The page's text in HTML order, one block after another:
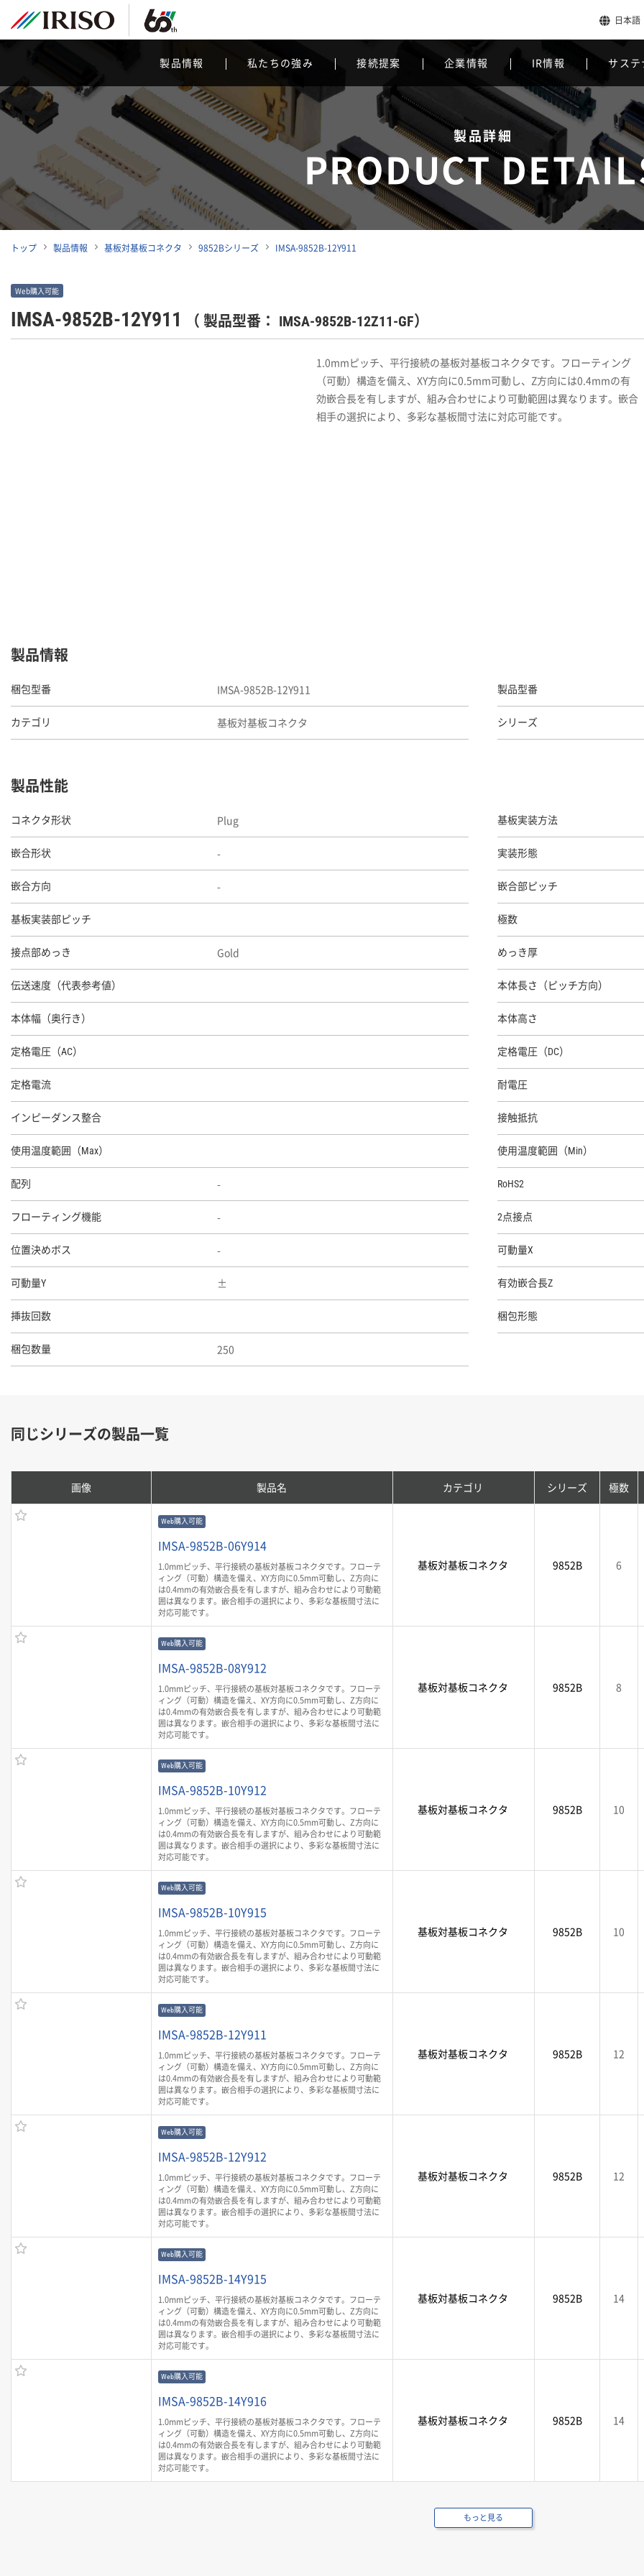
日本語
製品情報 私たちの強み 接続提案 企業情報 IR情報 サス
製品詳細
PRODUCT
トップ 製品情報 基板対基板コネクタ 9852Bシリーズ IMSA-9852B-12Y911
Web購入可能
IMSA-9852B-12Y911 （ 製品型番： IMSA-9852B-12Z11-GF）
1.0mmピッチ、平行接続の基板対基板コネクタです。フローティング
（可動）構造を備え、XY方向に0.5mm可動し、Z方向には0.4mmの有
効嵌合長を有しますが、組み合わせにより可動範囲は異なります。嵌合
相手の選択により、多彩な基板間寸法に対応可能です。
製品情報
梱包型番 IMSA-9852B-12Y911 製品型番
カテゴリ 基板対基板コネクタ シリーズ
製品性能
コネクタ形状 Plug 基板実装方法
嵌合形状 - 実装形態
嵌合方向 - 嵌合部ピッチ
基板実装部ピッチ 極数
接点部めっき Gold めっき厚
伝送速度（代表参考値） 本体長さ（ピッチ方向）
本体幅（奥行き） 本体高さ
定格電圧（AC） 定格電圧（DC）
定格電流 耐電圧
インピーダンス整合 接触抵抗
使用温度範囲（Max） 使用温度範囲（Min）
配列 - RoHS2
フローティング機能 - 2点接点
位置決めボス - 可動量X
可動量Y 有効嵌合長Z
挿抜回数 梱包形態
梱包数量 250
同じシリーズの製品一覧
画像 製品名 カテゴリ シリーズ 極数
Web購入可能
IMSA-9852B-06Y914
1.0mmピッチ、平行接続の基板対基板コネクタです。フローテ
ィング（可動）構造を備え、XY方向に0.5mm可動し、Z方向に
は0.4mmの有効嵌合長を有しますが、組み合わせにより可動範
囲は異なります。嵌合相手の選択により、多彩な基板間寸法に
対応可能です。
基板対基板コネクタ 9852B 6
Web購入可能
IMSA-9852B-08Y912
1.0mmピッチ、平行接続の基板対基板コネクタです。フローテ
ィング（可動）構造を備え、XY方向に0.5mm可動し、Z方向に
は0.4mmの有効嵌合長を有しますが、組み合わせにより可動範
囲は異なります。嵌合相手の選択により、多彩な基板間寸法に
対応可能です。
基板対基板コネクタ 9852B 8
Web購入可能
IMSA-9852B-10Y912
1.0mmピッチ、平行接続の基板対基板コネクタです。フローテ
ィング（可動）構造を備え、XY方向に0.5mm可動し、Z方向に
は0.4mmの有効嵌合長を有しますが、組み合わせにより可動範
囲は異なります。嵌合相手の選択により、多彩な基板間寸法に
対応可能です。
基板対基板コネクタ 9852B 10
Web購入可能
IMSA-9852B-10Y915
1.0mmピッチ、平行接続の基板対基板コネクタです。フローテ
ィング（可動）構造を備え、XY方向に0.5mm可動し、Z方向に
は0.4mmの有効嵌合長を有しますが、組み合わせにより可動範
囲は異なります。嵌合相手の選択により、多彩な基板間寸法に
対応可能です。
基板対基板コネクタ 9852B 10
Web購入可能
IMSA-9852B-12Y911
1.0mmピッチ、平行接続の基板対基板コネクタです。フローテ
ィング（可動）構造を備え、XY方向に0.5mm可動し、Z方向に
は0.4mmの有効嵌合長を有しますが、組み合わせにより可動範
囲は異なります。嵌合相手の選択により、多彩な基板間寸法に
対応可能です。
基板対基板コネクタ 9852B 12
Web購入可能
IMSA-9852B-12Y912
1.0mmピッチ、平行接続の基板対基板コネクタです。フローテ
ィング（可動）構造を備え、XY方向に0.5mm可動し、Z方向に
は0.4mmの有効嵌合長を有しますが、組み合わせにより可動範
囲は異なります。嵌合相手の選択により、多彩な基板間寸法に
対応可能です。
基板対基板コネクタ 9852B 12
Web購入可能
IMSA-9852B-14Y915
1.0mmピッチ、平行接続の基板対基板コネクタです。フローテ
ィング（可動）構造を備え、XY方向に0.5mm可動し、Z方向に
は0.4mmの有効嵌合長を有しますが、組み合わせにより可動範
囲は異なります。嵌合相手の選択により、多彩な基板間寸法に
対応可能です。
基板対基板コネクタ 9852B 14
Web購入可能
IMSA-9852B-14Y916
1.0mmピッチ、平行接続の基板対基板コネクタです。フローテ
ィング（可動）構造を備え、XY方向に0.5mm可動し、Z方向に
は0.4mmの有効嵌合長を有しますが、組み合わせにより可動範
囲は異なります。嵌合相手の選択により、多彩な基板間寸法に
対応可能です。
基板対基板コネクタ 9852B 14
もっと見る